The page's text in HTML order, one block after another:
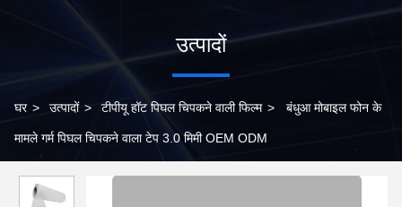
उत्पादों
घर > उत्पादों > टीपीयू हॉट पिघल चिपकने वाली फिल्म > बंधुआ मोबाइल फोन के
मामले गर्म पिघल चिपकने वाला टेप 3.0 मिमी OEM ODM